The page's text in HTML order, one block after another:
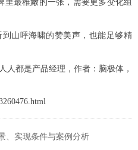
最稚嫩的一张，需要更多变化组
山呼海啸的赞美声，也能足够精
人都是产品经理，作者：脑极体，
、实现条件与案例分析